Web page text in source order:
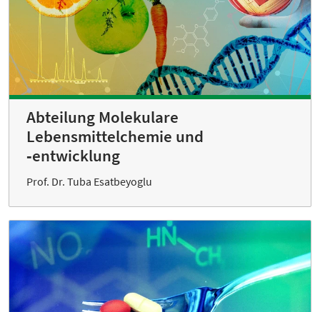
Abteilung Molekulare
Lebensmittelchemie und
‑entwicklung
Prof. Dr. Tuba Esatbeyoglu